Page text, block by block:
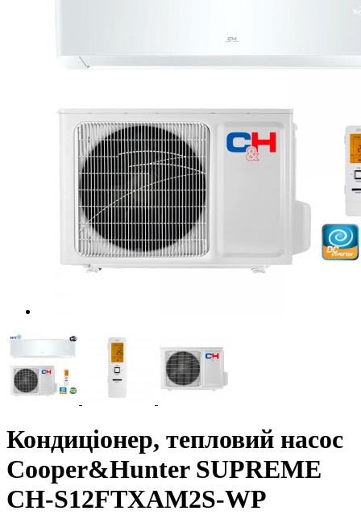
Кондиціонер, тепловий насос
Cooper&Hunter SUPREME
CH-S12FTXAM2S-WP